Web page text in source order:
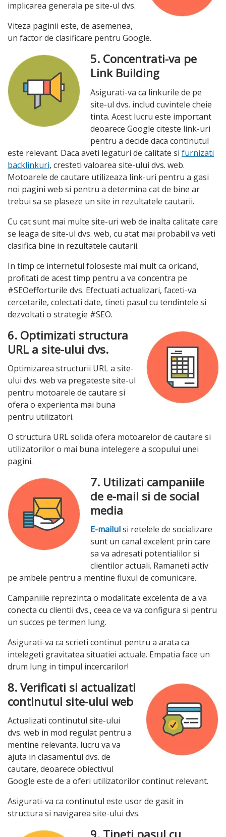
implicarea generala pe site-ul dvs.
Viteza paginii este, de asemenea,
un factor de clasificare pentru Google.
5. Concentrati-va pe
Link Building
Asigurati-va ca linkurile de pe
site-ul dvs. includ cuvintele cheie
tinta. Acest lucru este important
deoarece Google citeste link-uri
pentru a decide daca continutul
este relevant. Daca aveti legaturi de calitate si furnizati
backlinkuri, cresteti valoarea site-ului dvs. web.
Motoarele de cautare utilizeaza link-uri pentru a gasi
noi pagini web si pentru a determina cat de bine ar
trebui sa se plaseze un site in rezultatele cautarii.
Cu cat sunt mai multe site-uri web de inalta calitate care
se leaga de site-ul dvs. web, cu atat mai probabil va veti
clasifica bine in rezultatele cautarii.
In timp ce internetul foloseste mai mult ca oricand,
profitati de acest timp pentru a va concentra pe
#SEOefforturile dvs. Efectuati actualizari, faceti-va
cercetarile, colectati date, tineti pasul cu tendintele si
dezvoltati o strategie #SEO.
6. Optimizati structura
URL a site-ului dvs.
Optimizarea structurii URL a site-
ului dvs. web va pregateste site-ul
pentru motoarele de cautare si
ofera o experienta mai buna
pentru utilizatori.
O structura URL solida ofera motoarelor de cautare si
utilizatorilor o mai buna intelegere a scopului unei
pagini.
7. Utilizati campaniile
de e-mail si de social
media
E-mailulsi retelele de socializare
sunt un canal excelent prin care
sa va adresati potentialilor si
clientilor actuali. Ramaneti activ
pe ambele pentru a mentine fluxul de comunicare.
Campaniile reprezinta o modalitate excelenta de a va
conecta cu clientii dvs., ceea ce va va configura si pentru
un succes pe termen lung.
Asigurati-va ca scrieti continut pentru a arata ca
intelegeti gravitatea situatiei actuale. Empatia face un
drum lung in timpul incercarilor!
8. Verificati si actualizati
continutul site-ului web
Actualizati continutul site-ului
dvs. web in mod regulat pentru a
mentine relevanta. lucru va va
ajuta in clasamentul dvs. de
cautare, deoarece obiectivul
Google este de a oferi utilizatorilor continut relevant.
Asigurati-va ca continutul este usor de gasit in
structura si navigarea site-ului dvs.